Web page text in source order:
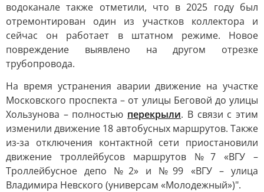
водоканале также отметили, что в 2025 году был
отремонтирован один из участков коллектора и
сейчас он работает в штатном режиме. Новое
повреждение выявлено на другом отрезке
трубопровода.
На время устранения аварии движение на участке
Московского проспекта – от улицы Беговой до улицы
Хользунова – полностью перекрыли. В связи с этим
изменили движение 18 автобусных маршрутов. Также
из-за отключения контактной сети приостановили
движение троллейбусов маршрутов №7 «ВГУ –
Троллейбусное депо №2» и №99 «ВГУ – улица
Владимира Невского (универсам «Молодежный»)".